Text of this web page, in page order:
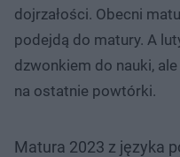
dojrzałości. Obecni
podejdą do matury. A
dzwonkiem do nauki,
na ostatnie powtórki.
Matura 2023 z języka